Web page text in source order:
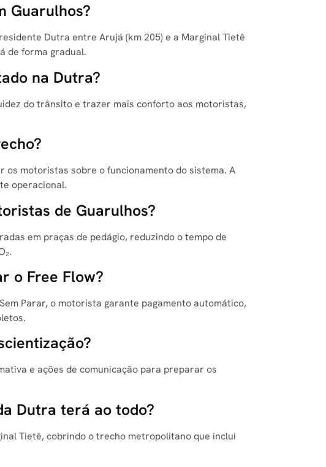
Guarulhos?
Dutra entre Arujá (km 205) e a Marginal Tietê
de forma gradual.
na Dutra?
do trânsito e trazer mais conforto aos motoristas,
motoristas sobre o funcionamento do sistema. A
operacional.
de Guarulhos?
em praças de pedágio, reduzindo o tempo de
o Free Flow?
Parar, o motorista garante pagamento automático,
e ações de comunicação para preparar os
Dutra terá ao todo?
Tietê, cobrindo o trecho metropolitano que inclui